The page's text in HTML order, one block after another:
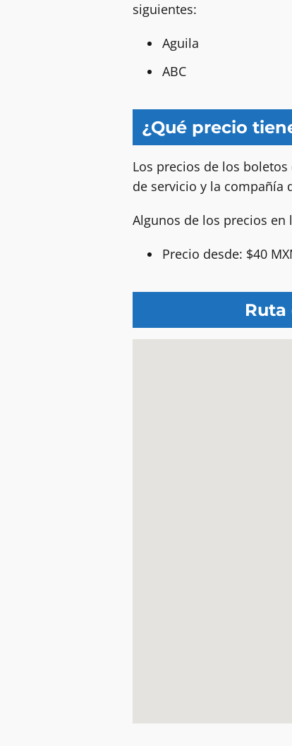
siguientes:
Aguila
ABC
¿Qué precio
Los precios de los
de servicio y la compañía
Algunos de los precios en
Precio desde: $40